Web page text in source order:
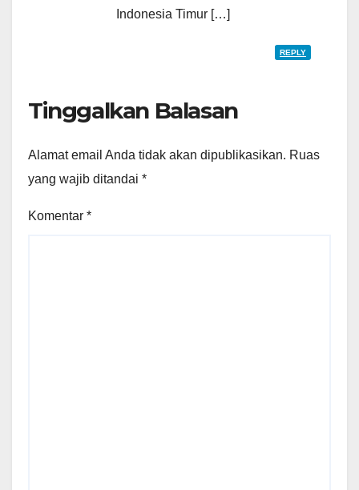
Indonesia Timur […]
REPLY
Tinggalkan Balasan
Alamat email Anda tidak akan dipublikasikan. Ruas
yang wajib ditandai *
Komentar *